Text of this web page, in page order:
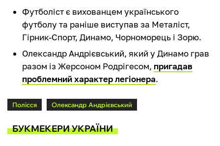
Футболіст є вихованцем українського
футболу та раніше виступав за Металіст,
Гірник-Спорт, Динамо, Чорноморець і Зорю.
Олександр Андрієвський, який у Динамо грав
разом із Жерсоном Родрігесом, пригадав
проблемний характер легіонера.
Полісся Олександр Андрієвський
БУКМЕКЕРИ УКРАЇНИ